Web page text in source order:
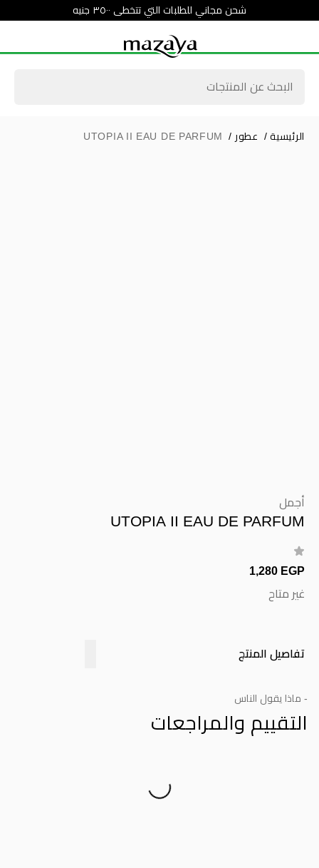
شحن مجاني للطلبات التي تتخطى ٣٥٠٠ جنيه
الرئيسية / عطور /
UTOPIA II EAU DE PARFUM
أجمل
UTOPIA II EAU DE PARFUM
1,280 EGP
غير متاح
تفاصيل المنتج
- ماذا يقول الناس
التقييم والمراجعات